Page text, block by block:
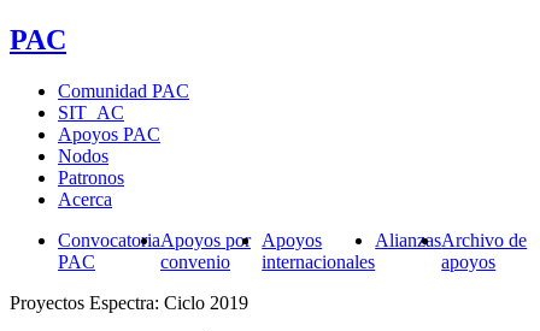
PAC
Comunidad PAC
SIT_AC
Apoyos PAC
Nodos
Patronos
Acerca
Convocatoria
PAC
Apoyos por
convenio
Apoyos
internacionales
AlianzasArchivo de
apoyos
Proyectos Espectra: Ciclo 2019